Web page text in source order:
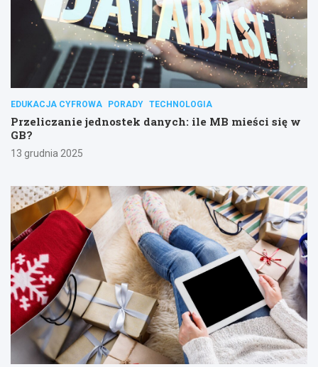
EDUKACJA CYFROWA PORADY TECHNOLOGIA
Przeliczanie jednostek danych: ile MB mieści się w
GB?
13 grudnia 2025